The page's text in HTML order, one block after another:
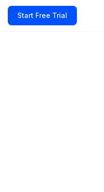
Start Free Trial